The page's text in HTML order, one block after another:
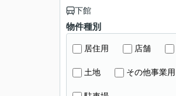
下館
物件種別
居住用 店舗
土地 その他事業用